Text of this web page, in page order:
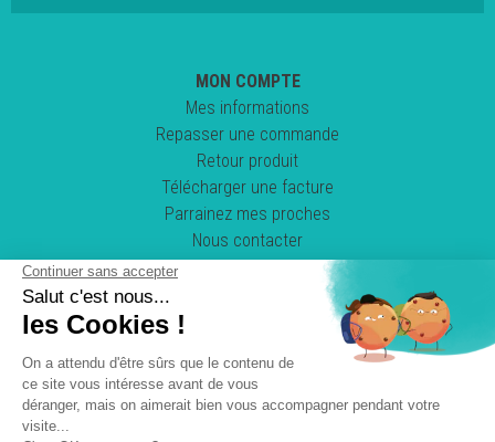
MON COMPTE
Mes informations
Repasser une commande
Retour produit
Télécharger une facture
Parrainez mes proches
Nous contacter